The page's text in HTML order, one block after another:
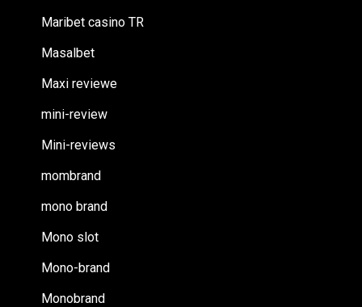
Maribet casino TR
Masalbet
Maxi reviewe
mini-review
Mini-reviews
mombrand
mono brand
Mono slot
Mono-brand
Monobrand